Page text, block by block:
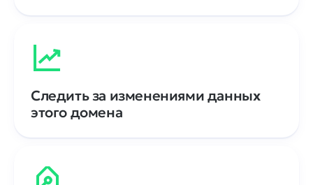
Следить за изменениями данных
этого домена